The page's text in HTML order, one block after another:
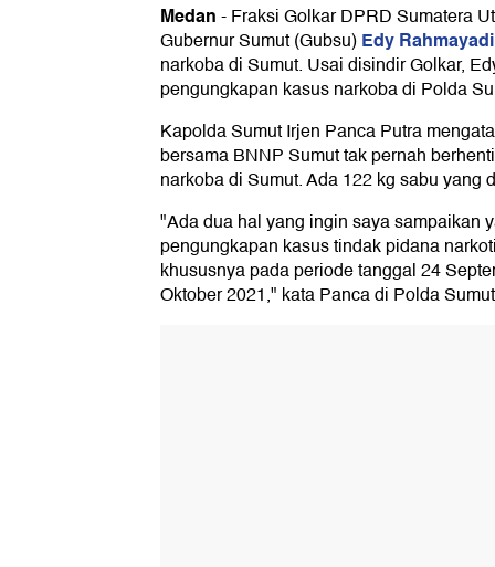
Medan-Fraksi Golkar DPRD Sumatera
Gubernur Sumut (Gubsu)Edy Rahmayadi
narkoba di Sumut. Usai disindir Golkar,
pengungkapan kasus narkoba di Polda
Kapolda Sumut Irjen Panca Putra
bersama BNNP Sumut tak pernah
narkoba di Sumut. Ada 122 kg sabu yang
"Ada dua hal yang ingin saya sampaikan
pengungkapan kasus tindak pidana
khususnya pada periode tanggal 24
Oktober 2021," kata Panca di Polda